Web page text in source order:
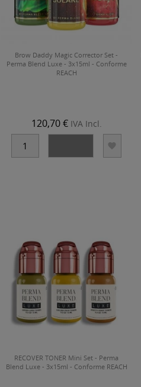
Brow Daddy Magic Corrector Set -
Perma Blend Luxe - 3x15ml - Conforme
REACH
120,70 € IVA Incl.

RECOVER TONER Mini Set - Perma
Blend Luxe - 3x15ml - Conforme REACH